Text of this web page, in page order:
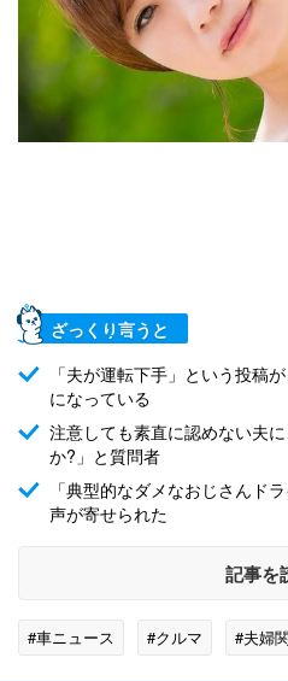
ざっくり言うと
「夫が運転下手」という投稿
になっている
注意しても素直に認めない夫
か?」と質問者
「典型的なダメなおじさんド
声が寄せられた
記事を
#車ニュース #クルマ #夫婦